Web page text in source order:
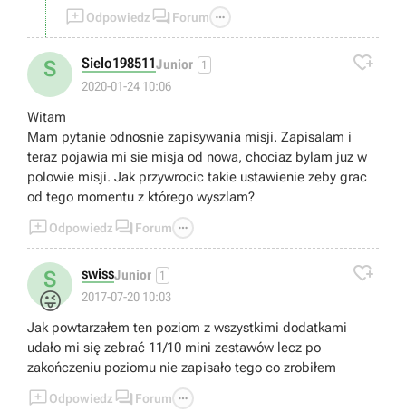
Odpowiedz  Forum 
S Sielo198511Junior 1
2020-01-24 10:06

Witam
Mam pytanie odnosnie zapisywania misji. Zapisalam i
teraz pojawia mi sie misja od nowa, chociaz bylam juz w
polowie misji. Jak przywrocic takie ustawienie zeby grac
od tego momentu z którego wyszlam?
Odpowiedz  Forum 
S
😜
swissJunior 1
2017-07-20 10:03

Jak powtarzałem ten poziom z wszystkimi dodatkami
udało mi się zebrać 11/10 mini zestawów lecz po
zakończeniu poziomu nie zapisało tego co zrobiłem
Odpowiedz  Forum 